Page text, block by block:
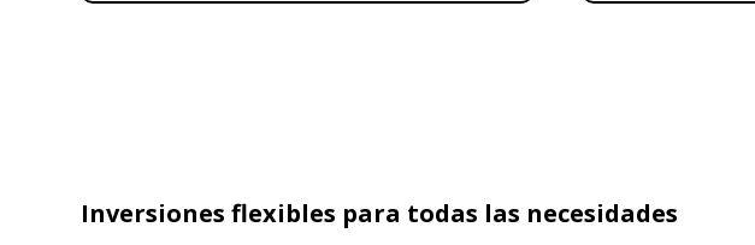
Inversiones flexibles para todas las necesidades